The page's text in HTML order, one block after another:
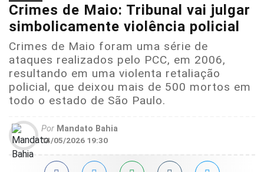
Crimes de Maio: Tribunal vai julgar
simbolicamente violência policial
Crimes de Maio foram uma série de
ataques realizados pelo PCC, em 2006,
resultando em uma violenta retaliação
policial, que deixou mais de 500 mortos em
todo o estado de São Paulo.
Por Mandato Bahia
14/05/2026 19:30